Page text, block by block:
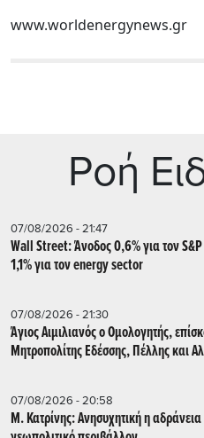
www.worldenergynews.gr
Ρoή
07/08/2026 - 21:47
Wall Street: Άνοδος 0,6% για τον
1,1% για τον energy sector
07/08/2026 - 21:30
Άγιος Αιμιλιανός ο Ομολογητής,
Μητροπολίτης Εδέσσης, Πέλλης και
07/08/2026 - 20:58
Μ. Κατρίνης: Ανησυχητική η